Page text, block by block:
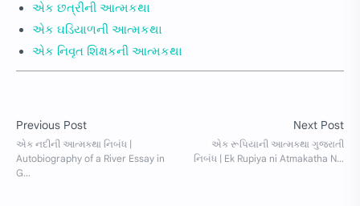
એક છત્રીની આત્મકથા
એક ઘડિયાળની આત્મકથા
એક નિવૃત શિક્ષકની આત્મકથા